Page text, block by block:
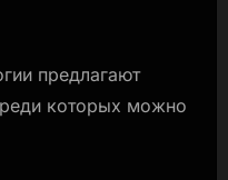
предлагают
которых можно